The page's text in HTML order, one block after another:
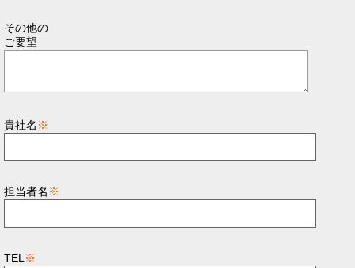
その他の
ご要望
貴社名 ※
担当者名 ※
TEL ※